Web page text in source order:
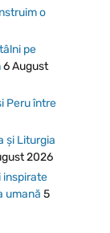
o
pe
6 August
Peru între
și Liturgia
2026
inspirate
umană 5